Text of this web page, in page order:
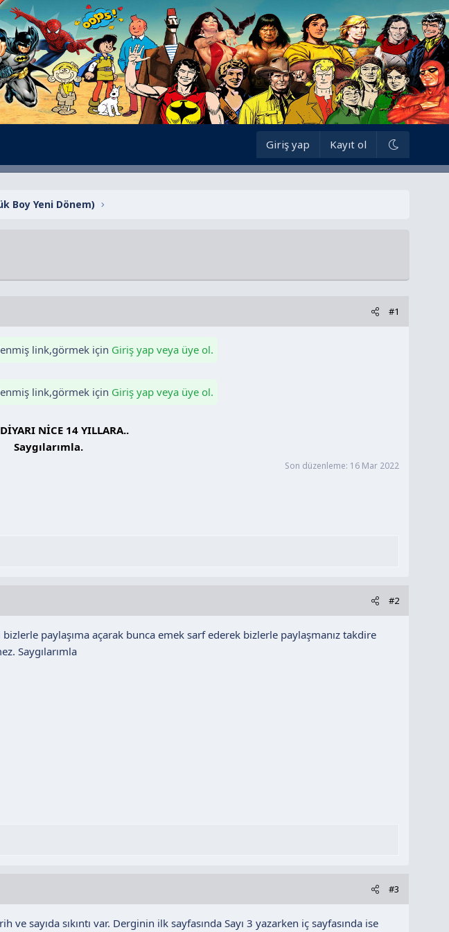
Giriş yap Kayıt ol
Boy Yeni Dönem)
#1
link,görmek için Giriş yap veya üye ol.
link,görmek için Giriş yap veya üye ol.
NİCE 14 YILLARA..
Saygılarımla.​
Son düzenleme: 16 Mar 2022
#2
paylaşıma açarak bunca emek sarf ederek bizlerle paylaşmanız takdire
Saygılarımla
#3
ve sayıda sıkıntı var. Derginin ilk sayfasında Sayı 3 yazarken iç sayfasında ise